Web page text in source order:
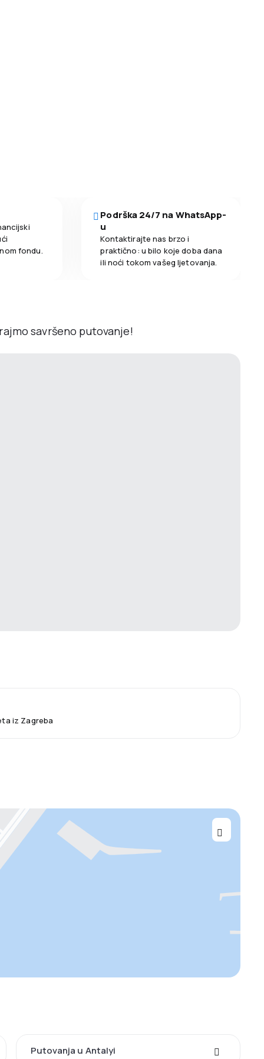
fondu.
Podrška 24/7 na WhatsApp-
u
Kontaktirajte nas brzo i
praktično: u bilo koje doba dana
ili noći tokom vašeg ljetovanja.
savršeno putovanje!
iz Zagreba
Putovanja u Antalyi